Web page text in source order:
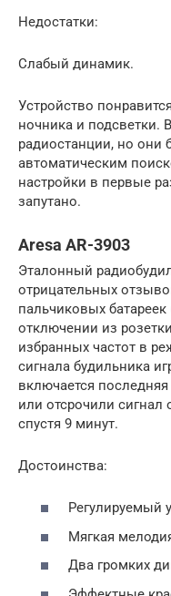
Недостатки:
Слабый динамик.
Устройство
ночника и подсветки.
радиостанции, но они
автоматическим
настройки в первые
запутано.
Aresa AR-3903
Эталонный
отрицательных
пальчиковых
отключении из
избранных частот в
сигнала будильника
включается
или отсрочили сигнал
спустя 9 минут.
Достоинства:
Регулируемый
Мягкая
Два громких